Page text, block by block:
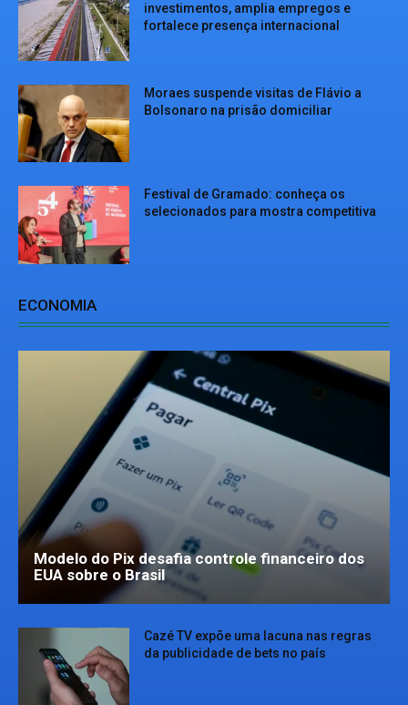
investimentos, amplia empregos e
fortalece presença internacional
Moraes suspende visitas de Flávio a
Bolsonaro na prisão domiciliar
Festival de Gramado: conheça os
selecionados para mostra competitiva
ECONOMIA
Modelo do Pix desafia controle financeiro dos
EUA sobre o Brasil
Cazé TV expõe uma lacuna nas regras
da publicidade de bets no país